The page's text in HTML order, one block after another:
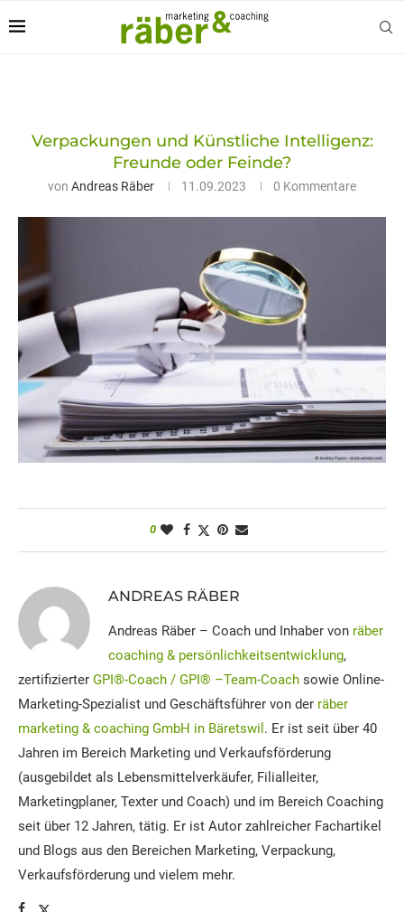
Verpackungen und Künstliche Intelligenz:
Freunde oder Feinde?
von Andreas Räber 11.09.2023 0 Kommentare
0
ANDREAS RÄBER
Andreas Räber – Coach und Inhaber von räber
coaching & persönlichkeitsentwicklung,
zertifizierter GPI®-Coach / GPI® –Team-Coach sowie Online-
Marketing-Spezialist und Geschäftsführer von der räber
marketing & coaching GmbH in Bäretswil . Er ist seit über 40
Jahren im Bereich Marketing und Verkaufsförderung
(ausgebildet als Lebensmittelverkäufer, Filialleiter,
Marketingplaner, Texter und Coach) und im Bereich Coaching
seit über 12 Jahren, tätig. Er ist Autor zahlreicher Fachartikel
und Blogs aus den Bereichen Marketing, Verpackung,
Verkaufsförderung und vielem mehr.